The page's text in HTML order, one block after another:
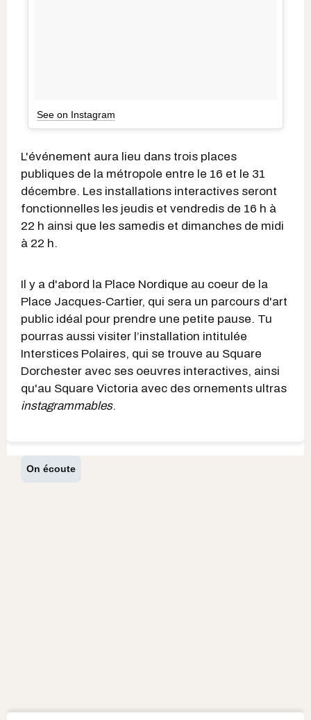
See on Instagram
L'événement aura lieu dans trois places
publiques de la métropole entre le 16 et le 31
décembre. Les installations interactives seront
fonctionnelles les jeudis et vendredis de 16 h à
22 h ainsi que les samedis et dimanches de midi
à 22 h.
Il y a d'abord la Place Nordique au coeur de la
Place Jacques-Cartier, qui sera un parcours d'art
public idéal pour prendre une petite pause. Tu
pourras aussi visiter l’installation intitulée
Interstices Polaires, qui se trouve au Square
Dorchester avec ses oeuvres interactives, ainsi
qu'au Square Victoria avec des ornements ultras
instagrammables.
On écoute